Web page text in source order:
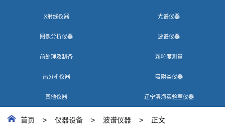
X射线仪器 光谱仪器
图像分析仪器 波谱仪器
前处理及制备 颗粒度测量
热分析仪器 吸附类仪器
其他仪器 辽宁滨海实验室仪器
首页 > 仪器设备 > 波谱仪器 > 正文